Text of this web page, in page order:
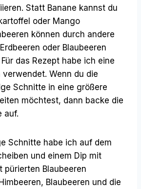
Statt Banane kannst du
oder Mango
können durch andere
oder Blaubeeren
das Rezept habe ich eine
verwendet. Wenn du die
Schnitte in eine größere
möchtest, dann backe die
auf.
Schnitte habe ich auf dem
und einem Dip mit
pürierten Blaubeeren
Blaubeeren und die